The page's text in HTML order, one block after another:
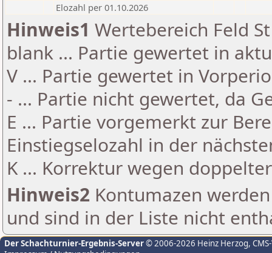
Elozahl per 01.10.2026
Hinweis1 Wertebereich Feld
blank ... Partie gewertet in
V ... Partie gewertet in
- ... Partie nicht gewertet, da
E ... Partie vorgemerkt zur
Einstiegselozahl in der
K ... Korrektur wegen
Hinweis2 Kontumazen
und sind in der Liste nicht
Der Schachturnier-Ergebnis-Server© 2006-2026 Heinz Herzog,